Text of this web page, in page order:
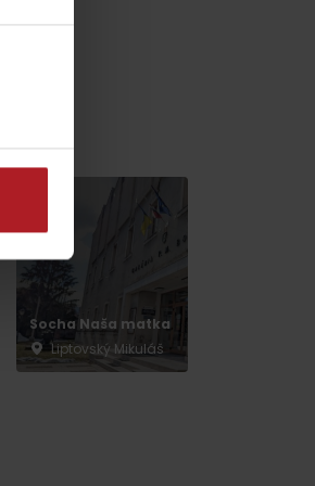
Socha Naša matka
Liptovský Mikuláš